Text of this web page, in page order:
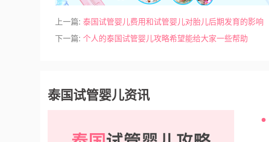
上一篇: 泰国试管婴儿费用和试管婴儿对胎儿后期发育的影响
下一篇: 个人的泰国试管婴儿攻略希望能给大家一些帮助
泰国试管婴儿资讯